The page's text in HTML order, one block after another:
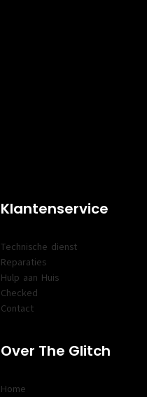
Klantenservice
Technische dienst
Reparaties
Hulp aan Huis
Checked
Contact
Over The Glitch
Home